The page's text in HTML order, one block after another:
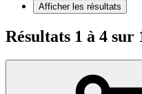
Afficher les résultats
Résultats 1 à 4 sur